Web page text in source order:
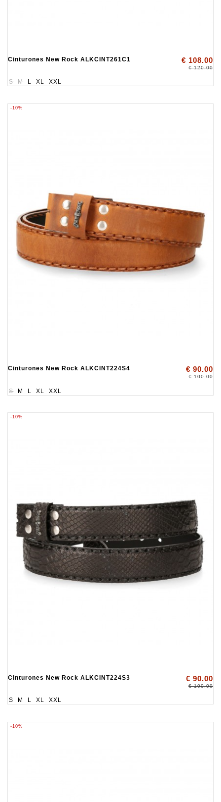
Cinturones New Rock ALKCINT261C1 € 108.00
€ 120.00
S M L XL XXL
-10%
Cinturones New Rock ALKCINT224S4 € 90.00
€ 100.00
S M L XL XXL
-10%
Cinturones New Rock ALKCINT224S3 € 90.00
€ 100.00
S M L XL XXL
-10%